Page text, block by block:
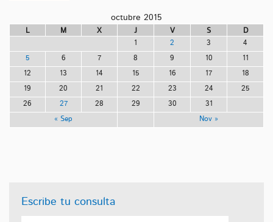
octubre 2015
L M X J V S D
« Sep Nov »
1 2 3 4
5 6 7 8 9 10 11
12 13 14 15 16 17 18
19 20 21 22 23 24 25
26 27 28 29 30 31
Escribe tu consulta